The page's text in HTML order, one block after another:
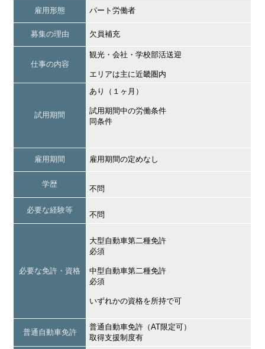
雇用形態 パート労働者
募集の理由 欠員補充
仕事の内容
観光・会社・学校部活送迎
エリアは主に近畿圏内
試用期間
あり（１ヶ月）
試用期間中の労働条件
同条件
雇用期間 雇用期間の定めなし
学歴
不問
必要な経験等
不問
必要な免許・資格
大型自動車第二種免許
必須
中型自動車第二種免許
必須
いずれかの資格を所持で可
普通自動車免許
普通自動車免許（AT限定可）
取得支援制度有